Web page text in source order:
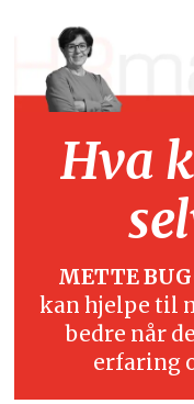
Hva
METTE
kan hjelpe til
bedre når
erfaring